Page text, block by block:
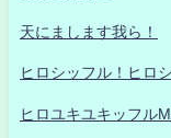
天にまします我ら！
ヒロシッフル！ヒロ
ヒロユキユキッフル